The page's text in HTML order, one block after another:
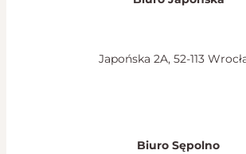
Japońska 2A, 52-113
Biuro Sępolno